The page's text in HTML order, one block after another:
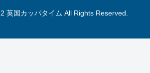
英国カッパタイム All Rights Reserved.